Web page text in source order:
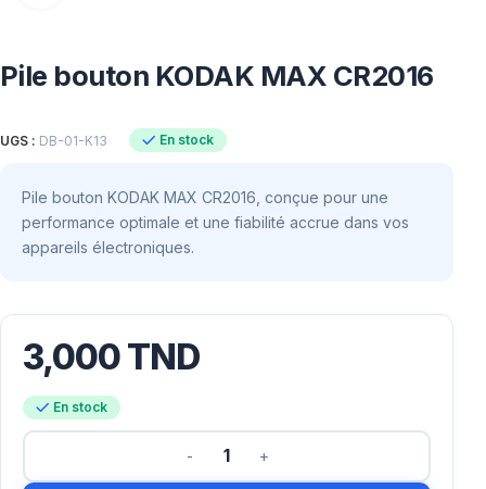
Pile bouton KODAK MAX CR2016
UGS : DB-01-K13 En stock
Pile bouton KODAK MAX CR2016, conçue pour une
performance optimale et une fiabilité accrue dans vos
appareils électroniques.
3,000TND
En stock